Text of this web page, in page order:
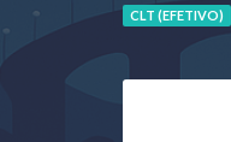
CLT (EFETIVO)